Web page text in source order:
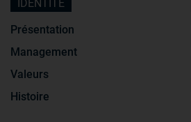
IDENTITÉ
Présentation
Management
Valeurs
Histoire